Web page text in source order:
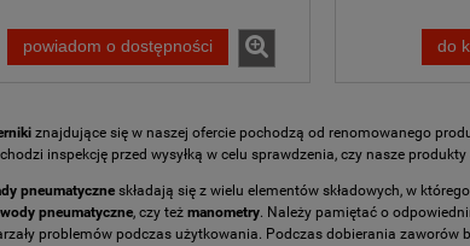
powiadom o dostępności do
znajdujące się w naszej ofercie pochodzą od renomowanego
inspekcję przed wysyłką w celu sprawdzenia, czy nasze
pneumatyczne składają się z wielu elementów składowych, w
pneumatyczne, czy też manometry. Należy pamiętać o
problemów podczas użytkowania. Podczas dobierania